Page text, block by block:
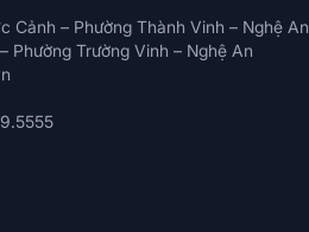
Cảnh – Phường Thành Vinh – Nghệ An
Phường Trường Vinh – Nghệ An